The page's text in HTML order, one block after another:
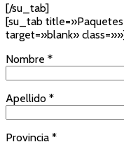
[/su_tab]
[su_tab
target=»blank»
Nombre *
Apellido *
Provincia *